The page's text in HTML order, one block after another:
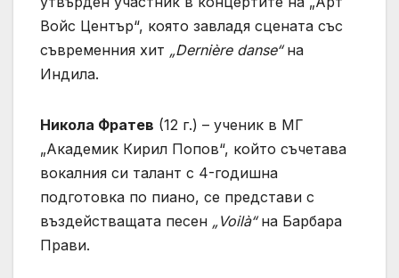
Войс Център“, която завладя сцената със
съвременния хит „Dernière danse“на
Индила.
Никола Фратев (12 г.) – ученик в МГ
„Академик Кирил Попов“, който съчетава
вокалния си талант с 4-годишна
подготовка по пиано, се представи с
въздействащата песен „Voilà“на Барбара
Прави.